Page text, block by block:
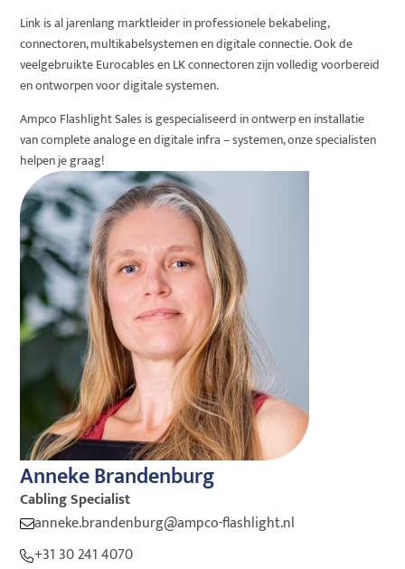
Link is al jarenlang marktleider in professionele bekabeling,
connectoren, multikabelsystemen en digitale connectie. Ook de
veelgebruikte Eurocables en LK connectoren zijn volledig voorbereid
en ontworpen voor digitale systemen.
Ampco Flashlight Sales is gespecialiseerd in ontwerp en installatie
van complete analoge en digitale infra – systemen, onze specialisten
helpen je graag!
Anneke Brandenburg
Cabling Specialist
anneke.brandenburg@ampco-flashlight.nl
+31 30 241 4070